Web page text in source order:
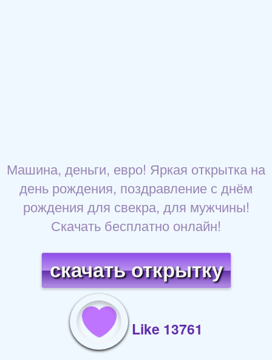
Машина, деньги, евро! Яркая открытка на
день рождения, поздравление с днём
рождения для свекра, для мужчины!
Скачать бесплатно онлайн!
скачать открытку
Like 13761